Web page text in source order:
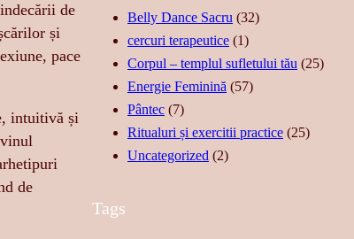
de
și
pace
intuitivă și
de
T
A
T
,
F
S
T
Ă
R
I
D
I
C
A
–
S
U
F
Belly Dance Sacru (32)
cercuri terapeutice (1)
Corpul – templul sufletului tău (25)
Energie Feminină (57)
Pântec (7)
Ritualuri și exercitii practice (25)
Uncategorized (2)
Tags